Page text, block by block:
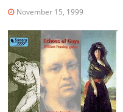
November 15, 1999